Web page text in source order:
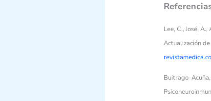
Lee, C., José,
Actualización
Buitrago-